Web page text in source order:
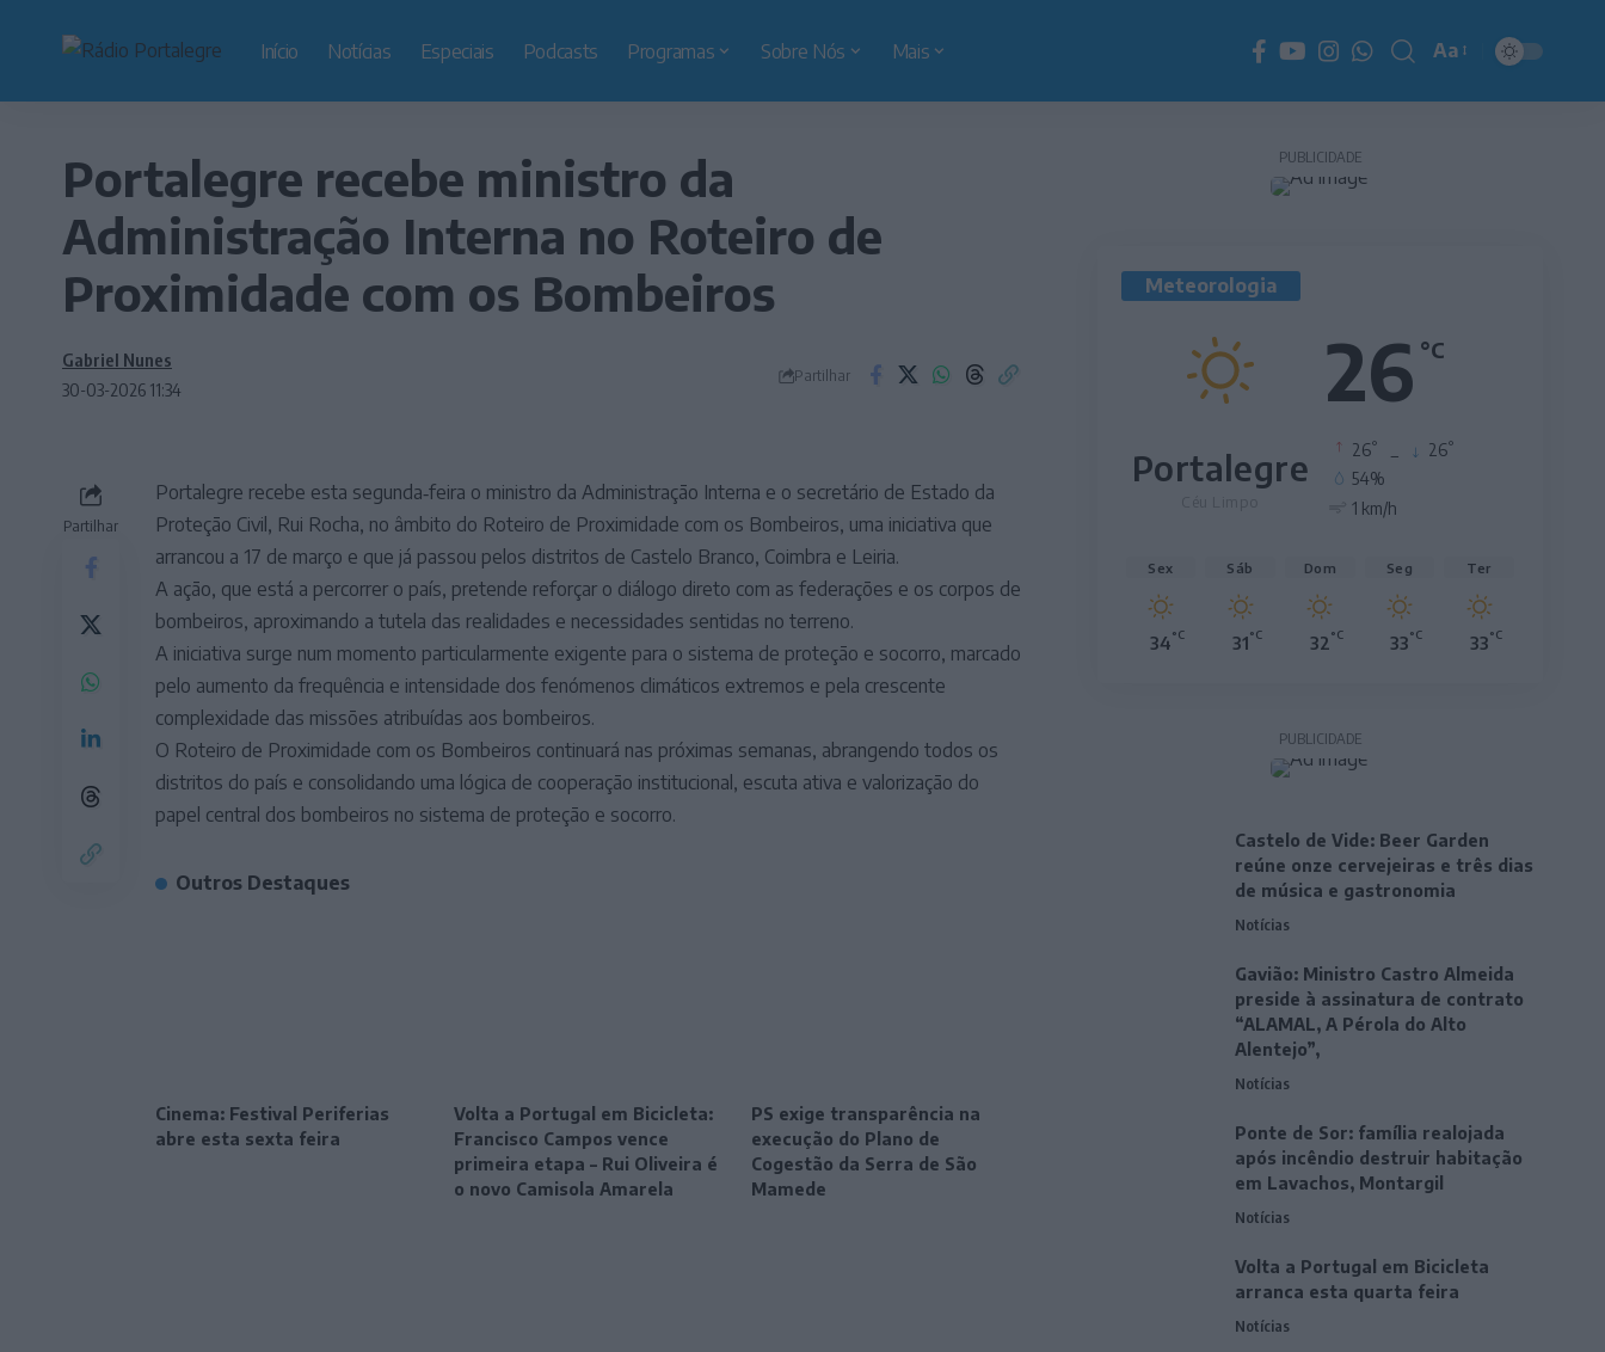
Início Notícias Especiais Podcasts Programas Sobre Nós Mais
Redimensionador
de
Aa
Portalegre recebe ministro da
Administração Interna no Roteiro de
Proximidade com os Bombeiros
30-03-2026 11:34
Gabriel Nunes
Partilhar
Partilhar
Portalegre recebe esta segunda‑feira o ministro da Administração Interna e o secretário de Estado da
Proteção Civil, Rui Rocha, no âmbito do Roteiro de Proximidade com os Bombeiros, uma iniciativa que
arrancou a 17 de março e que já passou pelos distritos de Castelo Branco, Coimbra e Leiria.
A ação, que está a percorrer o país, pretende reforçar o diálogo direto com as federações e os corpos de
bombeiros, aproximando a tutela das realidades e necessidades sentidas no terreno.
A iniciativa surge num momento particularmente exigente para o sistema de proteção e socorro, marcado
pelo aumento da frequência e intensidade dos fenómenos climáticos extremos e pela crescente
complexidade das missões atribuídas aos bombeiros.
O Roteiro de Proximidade com os Bombeiros continuará nas próximas semanas, abrangendo todos os
distritos do país e consolidando uma lógica de cooperação institucional, escuta ativa e valorização do
papel central dos bombeiros no sistema de proteção e socorro.
Outros Destaques
Cinema: Festival Periferias
abre esta sexta feira
Volta a Portugal em Bicicleta:
Francisco Campos vence
primeira etapa – Rui Oliveira é
o novo Camisola Amarela
PS exige transparência na
execução do Plano de
Cogestão da Serra de São
Mamede
PUBLICIDADE
Meteorologia
26 °C
Portalegre 26° 26°
54%
1 km/h
Sex
34°C
Sáb
31°C
Dom
32°C
Seg
33°C
Ter
33°C
PUBLICIDADE
Castelo de Vide: Beer Garden
reúne onze cervejeiras e três dias
de música e gastronomia
Notícias
Gavião: Ministro Castro Almeida
preside à assinatura de contrato
“ALAMAL, A Pérola do Alto
Alentejo”,
Notícias
Ponte de Sor: família realojada
após incêndio destruir habitação
em Lavachos, Montargil
Notícias
Volta a Portugal em Bicicleta
arranca esta quarta feira
Notícias